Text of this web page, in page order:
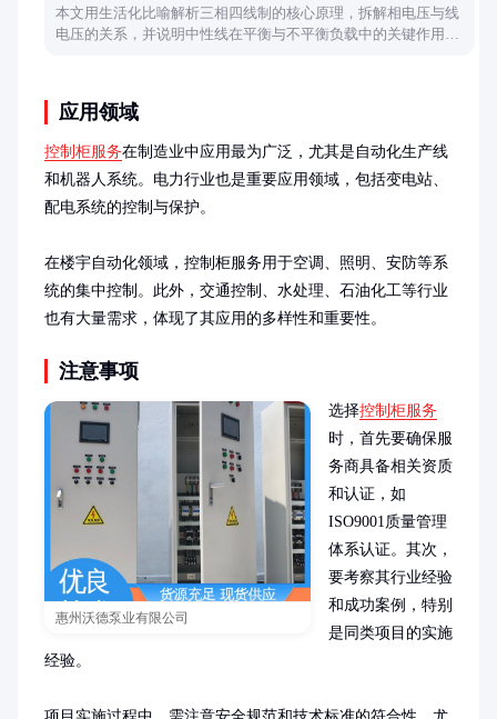
本文用生活化比喻解析三相四线制的核心原理，拆解相电压与线
电压的关系，并说明中性线在平衡与不平衡负载中的关键作用，
应用领域
控制柜服务在制造业中应用最为广泛，尤其是自动化生产线
和机器人系统。电力行业也是重要应用领域，包括变电站、
配电系统的控制与保护。
在楼宇自动化领域，控制柜服务用于空调、照明、安防等系
统的集中控制。此外，交通控制、水处理、石油化工等行业
也有大量需求，体现了其应用的多样性和重要性。
注意事项
惠州沃德泵业有限公司
选择控制柜服务
时，首先要确保服
务商具备相关资质
和认证，如
ISO9001质量管理
体系认证。其次，
要考察其行业经验
和成功案例，特别
是同类项目的实施
经验。